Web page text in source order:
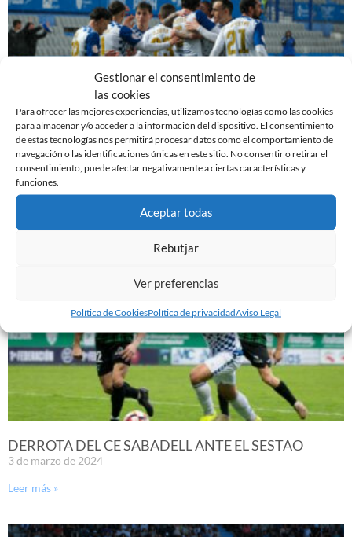
Gestionar el consentimiento de
las cookies
Para ofrecer las mejores experiencias, utilizamos tecnologías como las cookies
para almacenar y/o acceder a la información del dispositivo. El consentimiento
de estas tecnologías nos permitirá procesar datos como el comportamiento de
navegación o las identificaciones únicas en este sitio. No consentir o retirar el
consentimiento, puede afectar negativamente a ciertas características y
funciones.
Aceptar todas
Rebutjar
Ver preferencias
Política de CookiesPolítica de privacidadAviso Legal
PREVIA | CE SABADELL – CULTURAL LEONESA
9 de marzo de 2024
DERROTA DEL CE SABADELL ANTE EL SESTAO
3 de marzo de 2024
Leer más »